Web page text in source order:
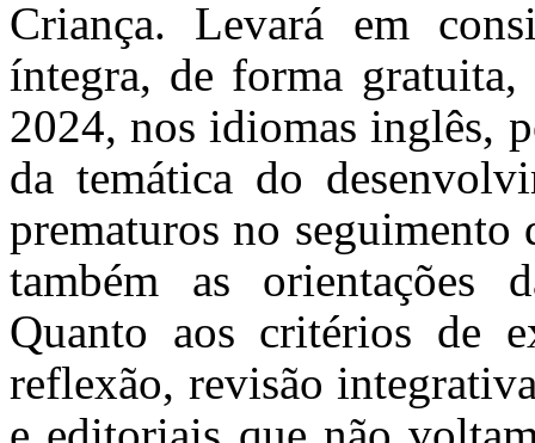
Criança. Levará em
íntegra, de forma
2024, nos idiomas inglês,
da temática do
prematuros no seguimento
também as orientações
Quanto aos critérios de
reflexão, revisão